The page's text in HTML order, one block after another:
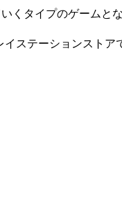
くタイプのゲームとな
イステーションストア